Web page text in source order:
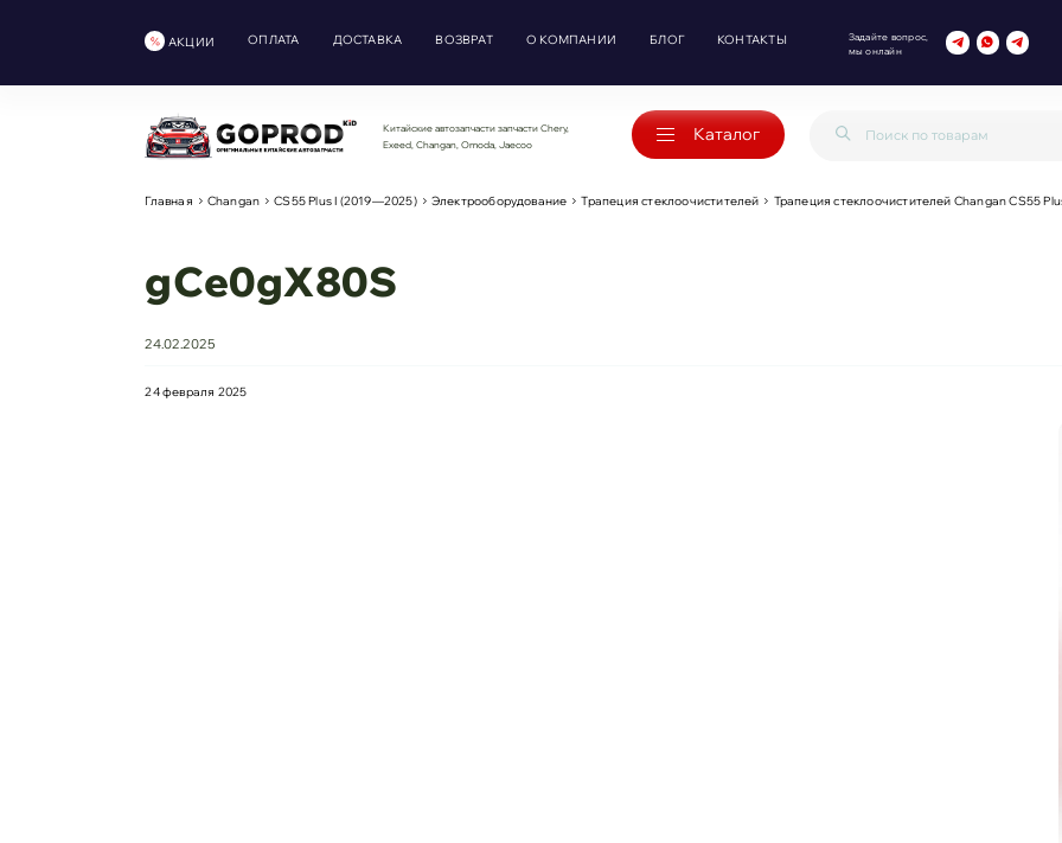
АКЦИИ ОПЛАТА ДОСТАВКА ВОЗВРАТ О КОМПАНИИ БЛОГ КОНТАКТЫ
Задайте вопрос,
мы онлайн
Китайские автозапчасти запчасти Chery,
Exeed, Changan, Omoda, Jaecoo
Каталог
Главная Changan CS55 Plus I (2019—2025) Электрооборудование Трапеция стеклоочистителей Трапеция стеклоочистителей Changan CS55
gCe0gX80S
24.02.2025
24 февраля 2025